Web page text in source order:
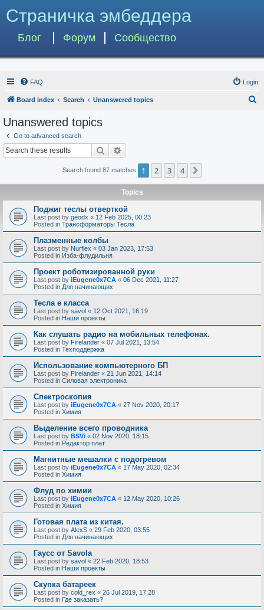
Страничка эмбеддера
Блог Форум Сообщество
FAQ Login
Board index Search Unanswered topics
Unanswered topics
Go to advanced search
Search
Search found 87 matches 1 2 3 4
Topics
Поджиг теслы отверткой
Last post by geodx « 12 Feb 2025, 00:23
Posted in Трансформаторы Тесла
Плазменные колбы
Last post by Nurflex « 03 Jan 2023, 17:53
Posted in Изба-флудильня
Проект роботизированной руки
Last post by iEugene0x7CA « 06 Dec 2021, 11:27
Posted in Для начинающих
Тесла е класса
Last post by savol « 12 Oct 2021, 16:19
Posted in Наши проекты
Как слушать радио на мобильных телефонах.
Last post by Firelander « 07 Jul 2021, 13:54
Posted in Техподдержка
Использование компьютерного БП
Last post by Firelander « 21 Jun 2021, 14:14
Posted in Силовая электроника
Спектроскопия
Last post by iEugene0x7CA « 27 Nov 2020, 20:17
Posted in Химия
Выделение всего проводника
Last post by BSVi « 02 Nov 2020, 18:15
Posted in Редактор плат
Магнитные мешалки с подогревом
Last post by iEugene0x7CA « 17 May 2020, 02:34
Posted in Химия
Флуд по химии
Last post by iEugene0x7CA « 12 May 2020, 10:26
Posted in Химия
Готовая плата из китая.
Last post by AlexS « 29 Feb 2020, 03:55
Posted in Для начинающих
Гаусс от Savola
Last post by savol « 22 Feb 2020, 18:53
Posted in Наши проекты
Скупка батареек
Last post by cold_rex « 26 Jul 2019, 17:28
Posted in Где заказать?